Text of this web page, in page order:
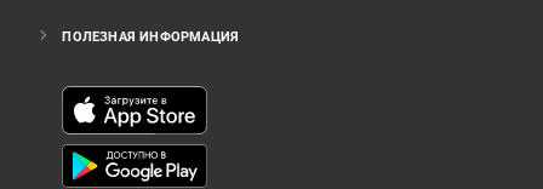
ПОЛЕЗНАЯ ИНФОРМАЦИЯ